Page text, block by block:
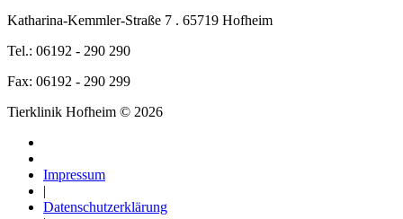
Katharina-Kemmler-Straße 7 . 65719 Hofheim
Tel.: 06192 - 290 290
Fax: 06192 - 290 299
Tierklinik Hofheim © 2026
Impressum
|
Datenschutzerklärung